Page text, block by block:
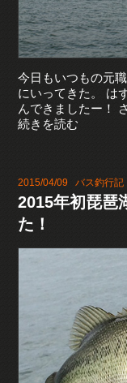
今日もいつもの元
にいってきた。 は
んできましたー！
続きを読む
2015/04/09バス釣行記
2015年初琵琶
た！